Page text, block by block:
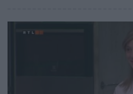
vagyis Fördős Zét, Bernáth
Konyhafőnök Junior döntőjébe
elkészítése a feladatuk, amihez
korábbi versenytársaik